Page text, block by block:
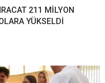
211 MİLYON
YÜKSELDİ